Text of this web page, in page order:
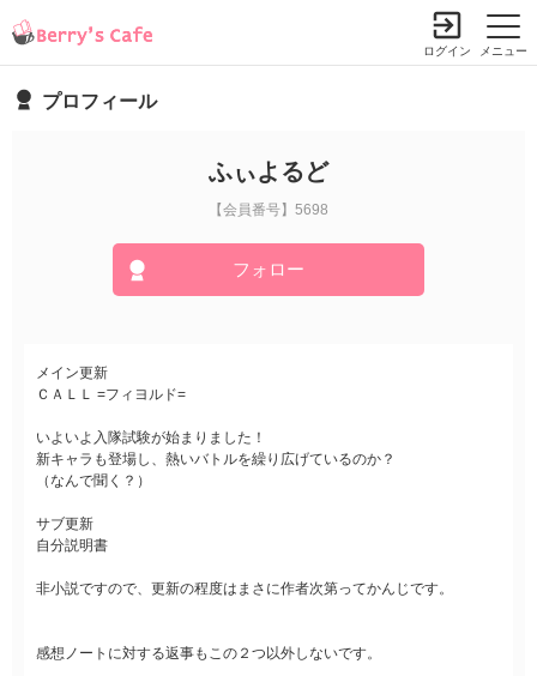
メニュー
ログイン
プロフィール
ふぃよるど
【会員番号】5698
フォロー
メイン更新
ＣＡＬＬ =フィヨルド=
いよいよ入隊試験が始まりました！
新キャラも登場し、熱いバトルを繰り広げているのか？
（なんで聞く？）
サブ更新
自分説明書
非小説ですので、更新の程度はまさに作者次第ってかんじです。
感想ノートに対する返事もこの２つ以外しないです。